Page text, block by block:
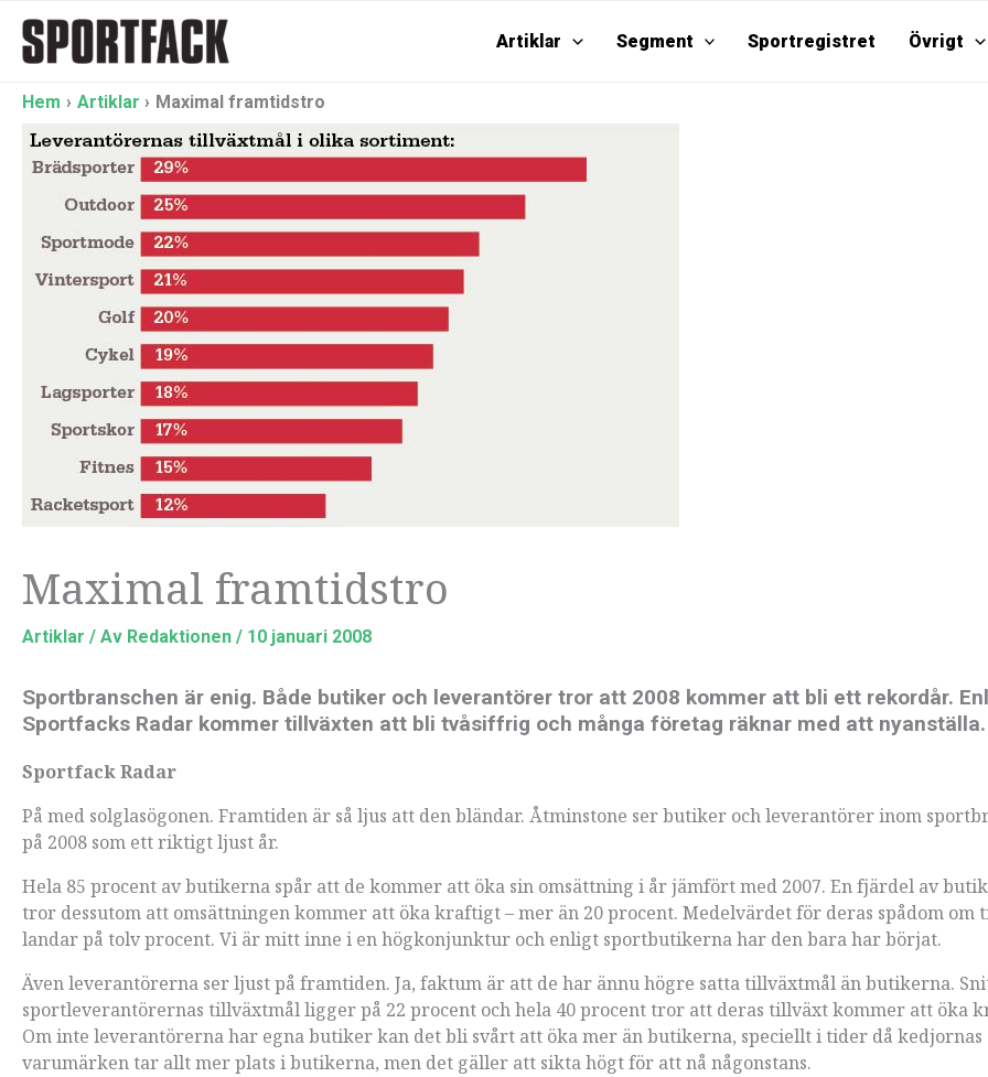
innehåll
Artiklar Segment Sportregistret Övrigt
Hem Artiklar Maximal framtidstro
Maximal framtidstro
Artiklar / Av Redaktionen / 10 januari 2008
Sportbranschen är enig. Både butiker och leverantörer tror att 2008 kommer att bli ett rekordår.
Sportfacks Radar kommer tillväxten att bli tvåsiffrig och många företag räknar med att nyanställa.
Sportfack Radar
På med solglasögonen. Framtiden är så ljus att den bländar. Åtminstone ser butiker och leverantörer inom
på 2008 som ett riktigt ljust år.
Hela 85 procent av butikerna spår att de kommer att öka sin omsättning i år jämfört med 2007. En fjärdel av
tror dessutom att omsättningen kommer att öka kraftigt – mer än 20 procent. Medelvärdet för deras spådom om
landar på tolv procent. Vi är mitt inne i en högkonjunktur och enligt sportbutikerna har den bara har börjat.
Även leverantörerna ser ljust på framtiden. Ja, faktum är att de har ännu högre satta tillväxtmål än butikerna.
sportleverantörernas tillväxtmål ligger på 22 procent och hela 40 procent tror att deras tillväxt kommer att öka
Om inte leverantörerna har egna butiker kan det bli svårt att öka mer än butikerna, speciellt i tider då kedjornas
varumärken tar allt mer plats i butikerna, men det gäller att sikta högt för att nå någonstans.